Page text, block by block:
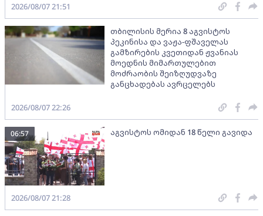
2026/08/07 21:51
თბილისის მერია 8 აგვისტოს
პეკინისა და ვაჟა-ფშაველას
გამზირების კვეთიდან ჟვანიას
მოედნის მიმართულებით
მოძრაობის შეიზღუდვაზე
განცხადებას ავრცელებს
2026/08/07 22:26
აგვისტოს ომიდან 18 წელი გავიდა
06:57
2026/08/07 21:28